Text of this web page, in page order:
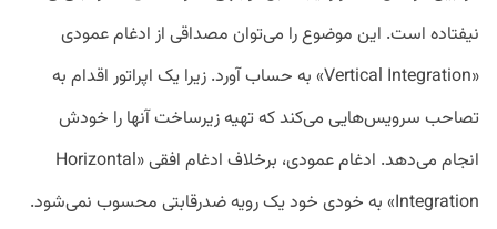
نیفتاده است. این موضوع را می‌توان مصداقی از ادغام عمودی
«Vertical Integration» به حساب آورد. زیرا یک اپراتور اقدام به
تصاحب سرویس‌هایی می‌کند که تهیه زیرساخت آنها را خودش
انجام می‌دهد. ادغام عمودی، برخلاف ادغام افقی «Horizontal
Integration» به خودی خود یک رویه ضدرقابتی محسوب نمی‌شود.